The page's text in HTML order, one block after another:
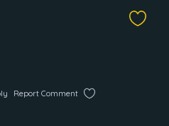
Report Comment